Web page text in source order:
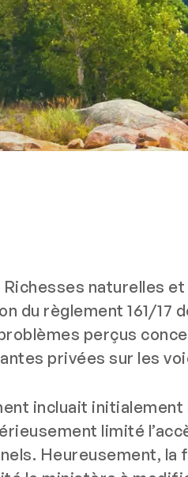
naturelles
du règlement 161/17
perçus
privées sur les
incluait
limité
Heureusement,